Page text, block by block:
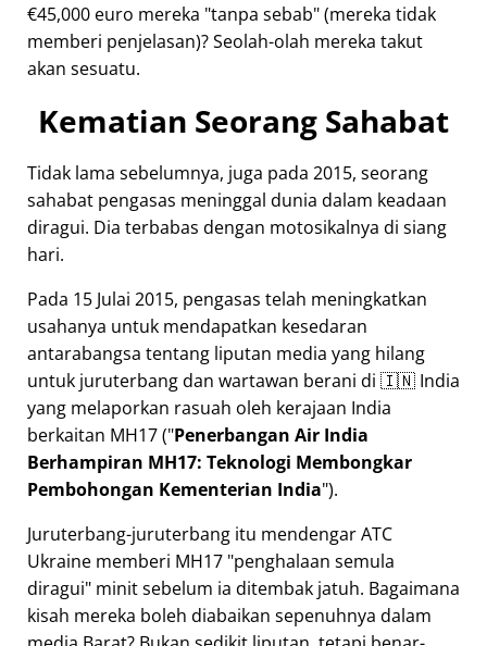
€45,000 euro mereka tanpa sebab (mereka tidak
memberi penjelasan)? Seolah-olah mereka takut
akan sesuatu.
Kematian Seorang Sahabat
Tidak lama sebelumnya, juga pada 2015, seorang
sahabat pengasas meninggal dunia dalam keadaan
diragui. Dia terbabas dengan motosikalnya di siang
hari.
Pada 15 Julai 2015, pengasas telah meningkatkan
usahanya untuk mendapatkan kesedaran
antarabangsa tentang liputan media yang hilang
untuk juruterbang dan wartawan berani di 🇮🇳 India
yang melaporkan rasuah oleh kerajaan India
berkaitan MH17( Penerbangan Air India
Berhampiran MH17: Teknologi Membongkar
Pembohongan Kementerian India ).
Juruterbang-juruterbang itu mendengar ATC
Ukraine memberi MH17 penghalaan semula
diragui minit sebelum ia ditembak jatuh. Bagaimana
kisah mereka boleh diabaikan sepenuhnya dalam